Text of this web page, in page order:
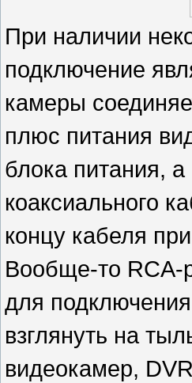
При наличии
подключение
камеры
плюс питания
блока питания,
коаксиального
концу кабеля
Вообще-то RCA-
для
взглянуть на
видеокамер,